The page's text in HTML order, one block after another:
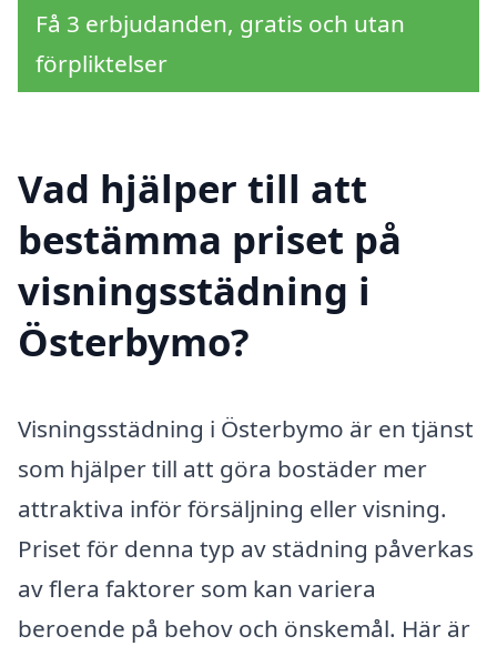
Få 3 erbjudanden, gratis och utan
förpliktelser
Vad hjälper till att
bestämma priset på
visningsstädning i
Österbymo?
Visningsstädning i Österbymo är en tjänst
som hjälper till att göra bostäder mer
attraktiva inför försäljning eller visning.
Priset för denna typ av städning påverkas
av flera faktorer som kan variera
beroende på behov och önskemål. Här är